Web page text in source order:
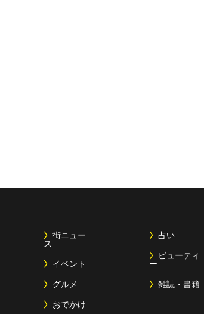
街ニュー
ス
イベント
グルメ
おでかけ
占い
ビューティ
ー
雑誌・書籍